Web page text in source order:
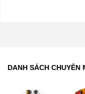
DANH SÁCH CHUYÊN